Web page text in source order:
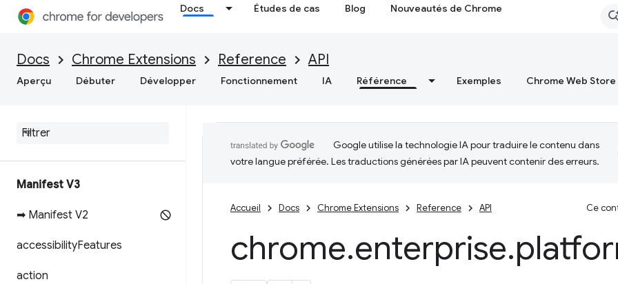
Docs Études de cas Blog Nouveautés de Chrome
Docs Chrome Extensions Reference API
Aperçu Débuter Développer Fonctionnement IA Référence Exemples Chrome Web Store
Manifest V3
➡ Manifest V2
accessibilityFeatures
action
Google utilise la technologie IA pour traduire le contenu dans
votre langue préférée. Les traductions générées par IA peuvent contenir des erreurs.
Accueil Docs Chrome Extensions Reference API Ce
chrome.enterprise.